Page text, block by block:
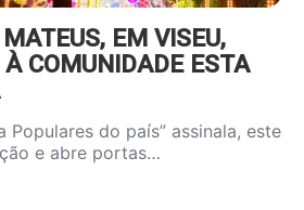
EM VISEU,
COMUNIDADE ESTA
Populares do país” assinala, este
e abre portas…